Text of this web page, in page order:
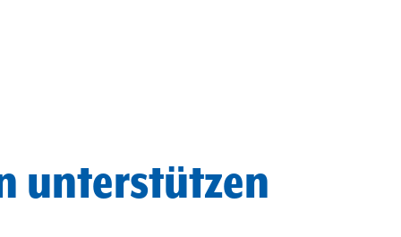
unterstützen